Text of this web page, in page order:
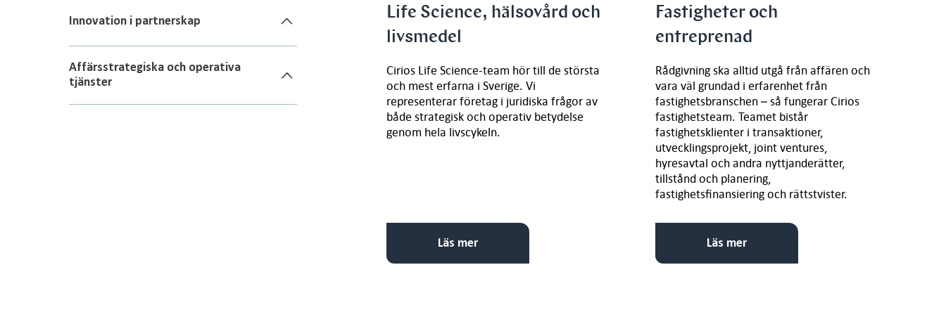
Innovation i partnerskap
Affärsstrategiska och operativa
tjänster
Life Science, hälsovård och
livsmedel
Cirios Life Science-team hör till de största
och mest erfarna i Sverige. Vi
representerar företag i juridiska frågor av
både strategisk och operativ betydelse
genom hela livscykeln.
Läs mer
Fastigheter och
entreprenad
Rådgivning ska alltid utgå från affären och
vara väl grundad i erfarenhet från
fastighetsbranschen – så fungerar Cirios
fastighetsteam. Teamet bistår
fastighetsklienter i transaktioner,
utvecklingsprojekt, joint ventures,
hyresavtal och andra nyttjanderätter,
tillstånd och planering,
fastighetsfinansiering och rättstvister.
Läs mer